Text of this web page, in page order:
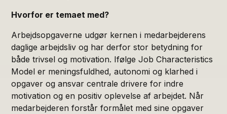
Hvorfor er temaet med?
Arbejdsopgaverne udgør kernen i medarbejderens
daglige arbejdsliv og har derfor stor betydning for
både trivsel og motivation. Ifølge Job Characteristics
Model er meningsfuldhed, autonomi og klarhed i
opgaver og ansvar centrale drivere for indre
motivation og en positiv oplevelse af arbejdet. Når
medarbejderen forstår formålet med sine opgaver